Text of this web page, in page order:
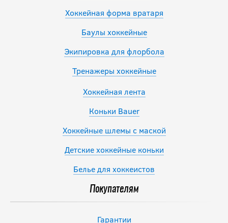
Хоккейная форма вратаря
Баулы хоккейные
Экипировка для флорбола
Тренажеры хоккейные
Хоккейная лента
Коньки Bauer
Хоккейные шлемы с маской
Детские хоккейные коньки
Белье для хоккеистов
Покупателям
Гарантии